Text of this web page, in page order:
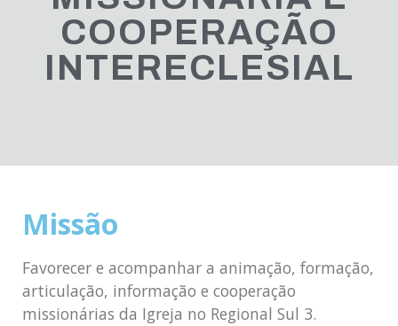
COOPERAÇÃO
INTERECLESIAL
Missão
Favorecer e acompanhar a animação, formação,
articulação, informação e cooperação
missionárias da Igreja no Regional Sul 3.